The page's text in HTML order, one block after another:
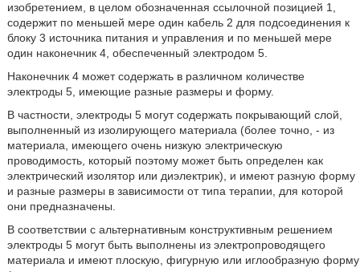
изобретением, в целом обозначенная ссылочной позицией 1,
содержит по меньшей мере один кабель 2 для подсоединения к
блоку 3 источника питания и управления и по меньшей мере
один наконечник 4, обеспеченный электродом 5.
Наконечник 4 может содержать в различном количестве
электроды 5, имеющие разные размеры и форму.
В частности, электроды 5 могут содержать покрывающий слой,
выполненный из изолирующего материала (более точно, - из
материала, имеющего очень низкую электрическую
проводимость, который поэтому может быть определен как
электрический изолятор или диэлектрик), и имеют разную форму
и разные размеры в зависимости от типа терапии, для которой
они предназначены.
В соответствии с альтернативным конструктивным решением
электроды 5 могут быть выполнены из электропроводящего
материала и имеют плоскую, фигурную или иглообразную форму